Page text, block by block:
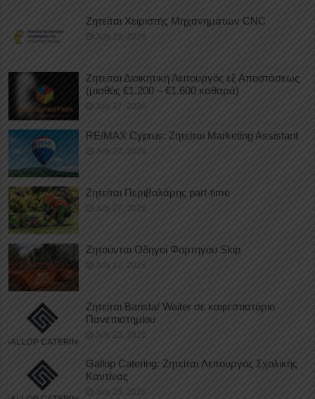
Ζητείται Χειριστής Μηχανημάτων CNC
July 29, 2026
Ζητείται Διοικητική Λειτουργός εξ Αποστάσεως
(μισθός €1.200 – €1.600 καθαρά)
July 27, 2026
RE/MAX Cyprus: Ζητείται Marketing Assistant
July 27, 2026
Ζητείται Περιβολάρης part-time
July 27, 2026
Ζητούνται Οδηγοί Φορτηγού Skip
July 27, 2026
Ζητείται Barista/ Waiter σε καφεστιατόριο
Πανεπιστημίου
July 23, 2026
Gallop Catering: Ζητείται Λειτουργός Σχολικής
Καντίνας
July 23, 2026